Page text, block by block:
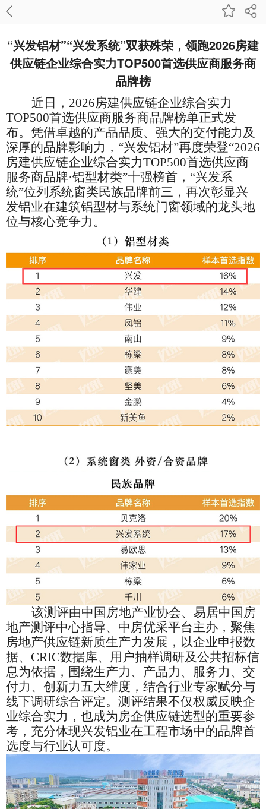
“兴发铝材”“兴发系统”双获殊荣，领跑2026房建
供应链企业综合实力TOP500首选供应商服务商
品牌榜
近日， 2026房建供应链企业综合实力
TOP500首选供应商服务商品牌榜单正式发
布。凭借卓越的产品品质、强大的交付能力及
深厚的品牌影响力，“兴发铝材”再度荣登“2026
房建供应链企业综合实力TOP500首选供应商
服务商品牌·铝型材类”十强榜首，“兴发系
统”位列系统窗类民族品牌前三，再次彰显兴
发铝业在建筑铝型材与系统门窗领域的龙头地
位与核心竞争力。
该测评由中国房地产业协会、易居中国房
地产测评中心指导、中房优采平台主办，聚焦
房地产供应链新质生产力发展，以企业申报数
据、 CRIC数据库、用户抽样调研及公共招标信
息为依据，围绕生产力、产品力、服务力、交
付力、创新力五大维度，结合行业专家赋分与
线下调研综合评定。测评结果不仅权威反映企
业综合实力，也成为房企供应链选型的重要参
考，充分体现兴发铝业在工程市场中的品牌首
选度与行业认可度。